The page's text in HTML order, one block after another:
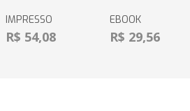
IMPRESSO
R$ 54,08
EBOOK
R$ 29,56